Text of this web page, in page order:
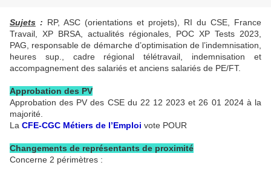
Sujets : RP, ASC (orientations et projets), RI du CSE, France
Travail, XP BRSA, actualités régionales, POC XP Tests 2023,
PAG, responsable de démarche d’optimisation de l’indemnisation,
heures sup., cadre régional télétravail, indemnisation et
accompagnement des salariés et anciens salariés de PE/FT.
Approbation des PV
Approbation des PV des CSE du 22 12 2023 et 26 01 2024 à la
majorité.
La CFE-CGC Métiers de l’Emploi vote POUR
Changements de représentants de proximité
Concerne 2 périmètres :